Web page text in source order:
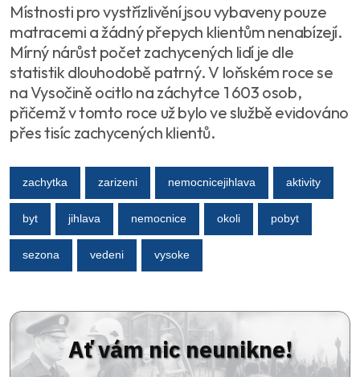
Místnosti pro vystřízlivění jsou vybaveny pouze
matracemi a žádný přepych klientům nenabízejí.
Mírný nárůst počet zachycených lidí je dle
statistik dlouhodobě patrný. V loňském roce se
na Vysočině ocitlo na záchytce 1 603 osob,
přičemž v tomto roce už bylo ve službě evidováno
přes tisíc zachycených klientů.
zachytka zarizeni nemocnicejihlava aktivity
byt jihlava nemocnice okoli pobyt
sezona vedeni vysoke
Ať vám nic neunikne!